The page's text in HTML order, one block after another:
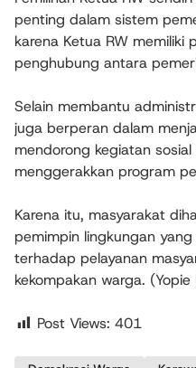
penting dalam sistem
karena Ketua RW
penghubung antara
Selain membantu
juga berperan dalam
mendorong kegiatan
menggerakkan program
Karena itu, masyarakat
pemimpin lingkungan
terhadap pelayanan
kekompakan warga.
Post Views: 401